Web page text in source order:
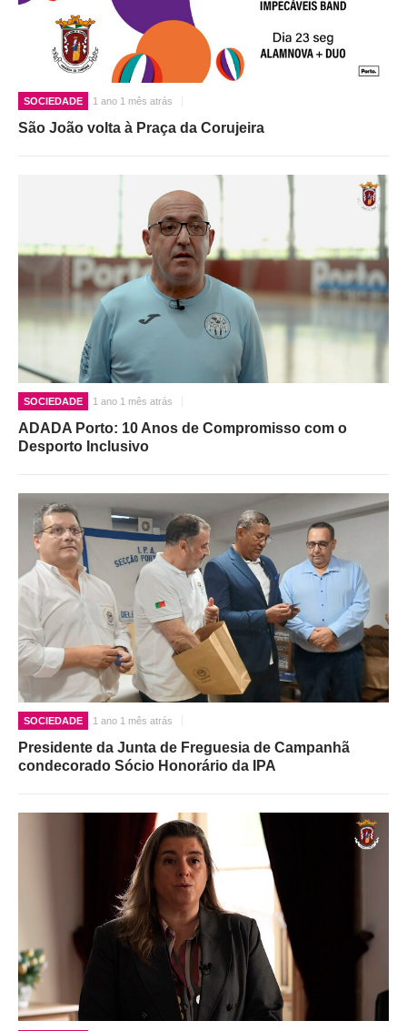
SOCIEDADE 1 ano 1 mês atrás
São João volta à Praça da Corujeira
SOCIEDADE 1 ano 1 mês atrás
ADADA Porto: 10 Anos de Compromisso com o
Desporto Inclusivo
SOCIEDADE 1 ano 1 mês atrás
Presidente da Junta de Freguesia de Campanhã
condecorado Sócio Honorário da IPA